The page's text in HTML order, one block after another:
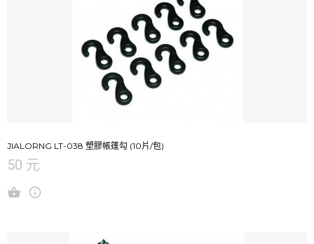
JIALORNG LT-038 塑膠帳篷勾 (10片/包)
50 元